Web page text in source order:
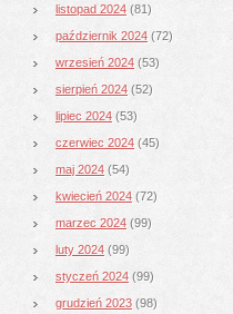
listopad 2024 (81)
październik 2024 (72)
wrzesień 2024 (53)
sierpień 2024 (52)
lipiec 2024 (53)
czerwiec 2024 (45)
maj 2024 (54)
kwiecień 2024 (72)
marzec 2024 (99)
luty 2024 (99)
styczeń 2024 (99)
grudzień 2023 (98)